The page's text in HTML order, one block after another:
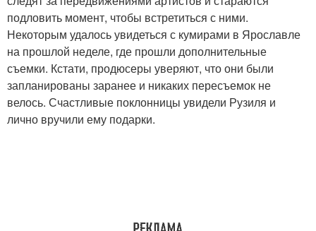
подловить момент, чтобы встретиться с ними.
Некоторым удалось увидеться с кумирами в Ярославле
на прошлой неделе, где прошли дополнительные
съемки. Кстати, продюсеры уверяют, что они были
запланированы заранее и никаких пересъемок не
велось. Счастливые поклонницы увидели Рузиля и
лично вручили ему подарки.